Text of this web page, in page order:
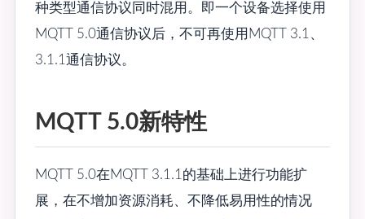
种类型通信协议同时混用。即一个设备选择使用
MQTT 5.0通信协议后，不可再使用MQTT 3.1、
3.1.1通信协议。
MQTT 5.0新特性
MQTT 5.0在MQTT 3.1.1的基础上进行功能扩
展，在不增加资源消耗、不降低易用性的情况